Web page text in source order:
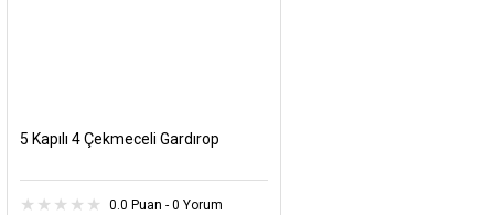
5 Kapılı 4 Çekmeceli Gardırop
0.0 Puan - 0 Yorum